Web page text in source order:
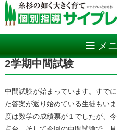
メ
2学期中間試験
中間試験が始まっています。すで
た答案が返り始めている生徒もい
度は数学の成績票が１でしたが、